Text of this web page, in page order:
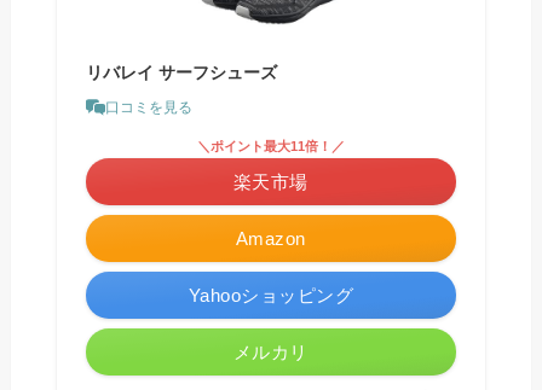
リバレイ サーフシューズ
口コミを見る
Amazon
＼ポイント最大11倍！／
楽天市場
Yahooショッピング
メルカリ